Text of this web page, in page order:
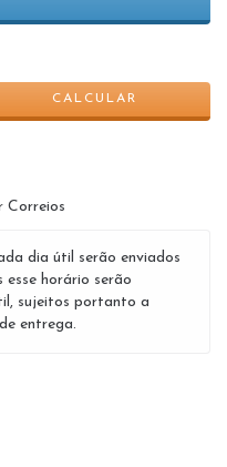
CALCULAR
Correios
dia útil serão enviados
horário serão
sujeitos portanto a
entrega.